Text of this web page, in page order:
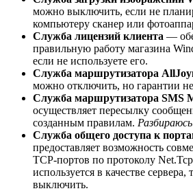
можно выключить, если не
компьютеру сканер или
Служба лицензий клиента —
правильную работу магазина
если не используете его.
Служба маршрутизатора
можно отключить, но гарантии
Служба маршрутизатора SMS
осуществляет пересылку
созданным правилам. Разбираюсь
Служба общего доступа к
предоставляет возможность
TCP-портов по протоколу
используется в качестве
выключить.